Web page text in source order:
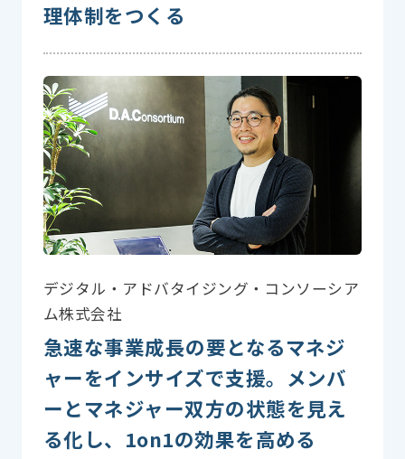
理体制をつくる
デジタル・アドバタイジング・コンソーシア
ム株式会社
急速な事業成長の要となるマネジ
ャーをインサイズで支援。メンバ
ーとマネジャー双方の状態を見え
る化し、1on1の効果を高める